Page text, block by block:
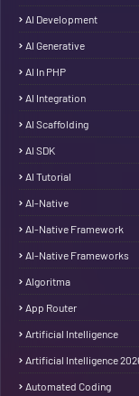
AI Development
AI Generative
AI In PHP
AI Integration
AI Scaffolding
AI SDK
AI Tutorial
AI-Native
AI-Native Framework
AI-Native Frameworks
Algoritma
App Router
Artificial Intelligence
Artificial Intelligence
Automated Coding